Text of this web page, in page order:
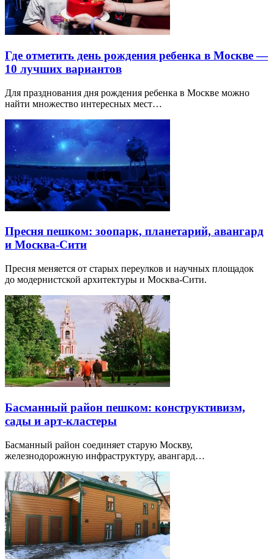
Где отметить день рождения ребенка в Москве —
10 лучших вариантов
Для празднования дня рождения ребенка в Москве можно
найти множество интересных мест…
Пресня пешком: зоопарк, планетарий, авангард
и Москва-Сити
Пресня меняется от старых переулков и научных площадок
до модернистской архитектуры и Москва-Сити.
Басманный район пешком: конструктивизм,
сады и арт-кластеры
Басманный район соединяет старую Москву,
железнодорожную инфраструктуру, авангард…